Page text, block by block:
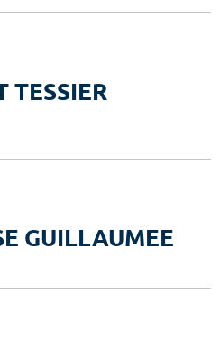
TESSIER
GUILLAUMEE